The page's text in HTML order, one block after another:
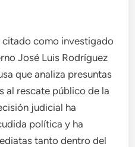
citado como investigado
José Luis Rodríguez
que analiza presuntas
al rescate público de la
judicial ha
política y ha
tanto dentro del